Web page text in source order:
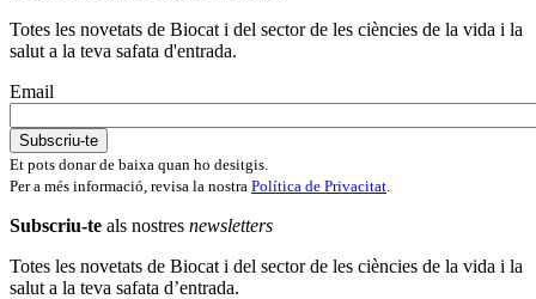
Totes les novetats de Biocat i del sector de les ciències de la vida i la
salut a la teva safata d'entrada.
Email
Et pots donar de baixa quan ho desitgis.
Per a més informació, revisa la nostra Política de Privacitat
Subscriu-te als nostres newsletters
Totes les novetats de Biocat i del sector de les ciències de la vida i la
salut a la teva safata d’entrada.